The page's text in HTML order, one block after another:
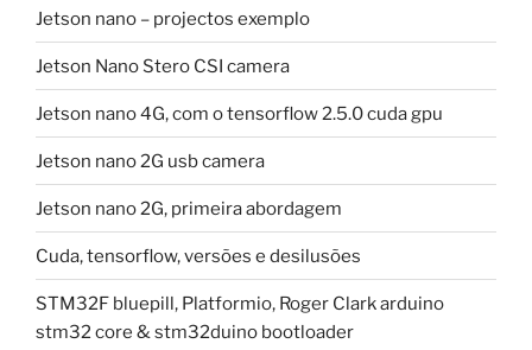
Jetson nano – projectos exemplo
Jetson Nano Stero CSI camera
Jetson nano 4G, com o tensorflow 2.5.0 cuda gpu
Jetson nano 2G usb camera
Jetson nano 2G, primeira abordagem
Cuda, tensorflow, versões e desilusões
STM32F bluepill, Platformio, Roger Clark arduino
stm32 core & stm32duino bootloader